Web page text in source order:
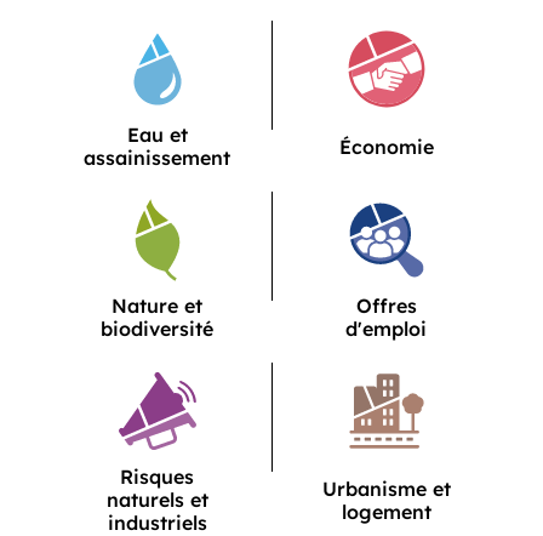
Service
Eau et
assainissement
Service
Économie
Service
Nature et
biodiversité
Service
Offres
d'emploi
Service
Risques
naturels et
industriels
Service
Urbanisme et
logement